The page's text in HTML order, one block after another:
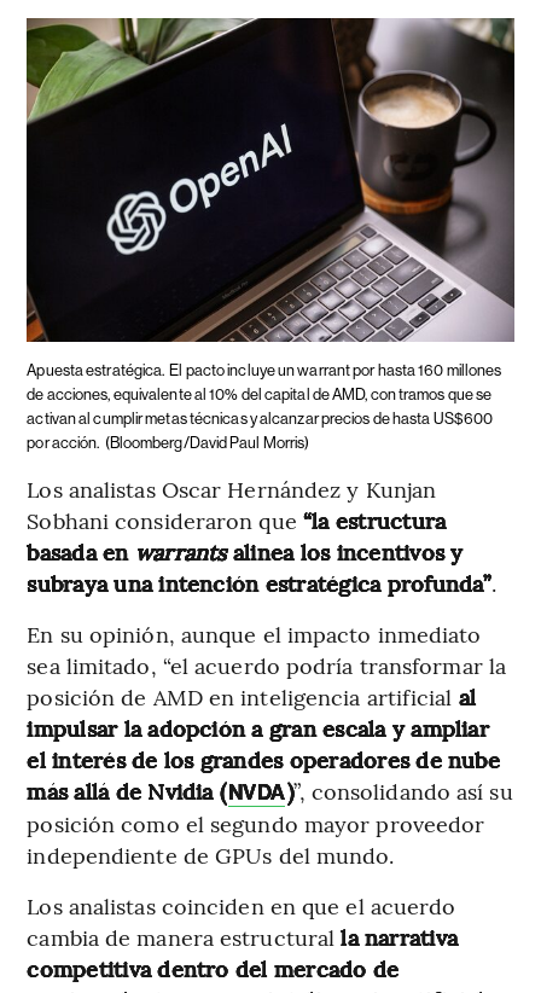
Apuesta estratégica. El pacto incluye un warrant por hasta 160 millones
de acciones, equivalente al 10% del capital de AMD, con tramos que se
activan al cumplir metas técnicas y alcanzar precios de hasta US$600
por acción. (Bloomberg/David Paul Morris)
Los analistas Oscar Hernández y Kunjan
Sobhani consideraron que “la estructura
basada en warrantsalinea los incentivos y
subraya una intención estratégica profunda”.
En su opinión, aunque el impacto inmediato
sea limitado, “el acuerdo podría transformar la
posición de AMD en inteligencia artificial al
impulsar la adopción a gran escala y ampliar
el interés de los grandes operadores de nube
más allá de Nvidia (NVDA)”, consolidando así su
posición como el segundo mayor proveedor
independiente de GPUs del mundo.
Los analistas coinciden en que el acuerdo
cambia de manera estructuralla narrativa
competitiva dentro del mercado de